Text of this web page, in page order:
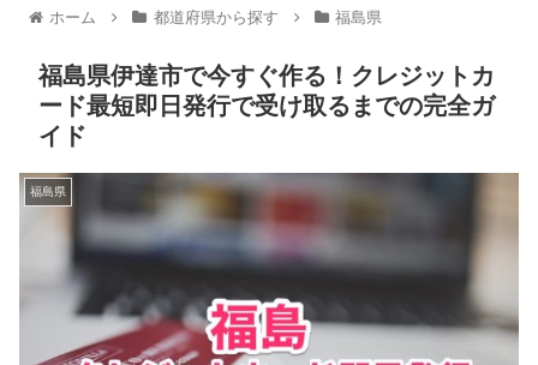
ホーム 都道府県から探す 福島県
福島県伊達市で今すぐ作る！クレジットカ
ード最短即日発行で受け取るまでの完全ガ
イド
福島県